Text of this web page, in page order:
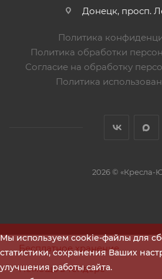
Донецк, просп.
Политика
Политика обработки
Согласие на обработку
Политика
2026 © «Кресла-
Бесплатное хранение
Помощь в тендере
Мы используем cookie-файлы для
статистики, сохранения Ваших
улучшения работы сайта.